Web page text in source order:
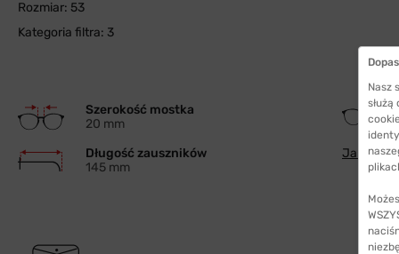
Rozmiar: 53
Kategoria filtra: 3
Szerokość mostka
20 mm
Długość zauszników
145 mm
Jak
Nasz